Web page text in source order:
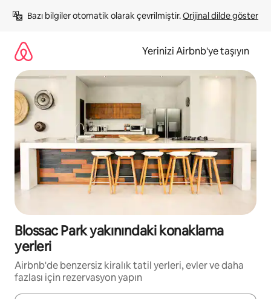
atla
Bazı bilgiler otomatik olarak çevrilmiştir. Orijinal dilde göster
Yerinizi Airbnb'ye taşıyın
Blossac Park yakınındaki konaklama
yerleri
Airbnb'de benzersiz kiralık tatil yerleri, evler ve daha
fazlası için rezervasyon yapın